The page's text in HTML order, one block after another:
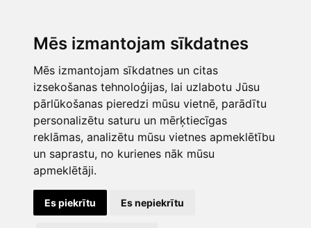
Mēs izmantojam sīkdatnes
Mēs izmantojam sīkdatnes un citas
izsekošanas tehnoloģijas, lai uzlabotu Jūsu
pārlūkošanas pieredzi mūsu vietnē, parādītu
personalizētu saturu un mērķtiecīgas
reklāmas, analizētu mūsu vietnes apmeklētību
un saprastu, no kurienes nāk mūsu
apmeklētāji.
Es piekrītu Es nepiekrītu
Noteikumi
Mainīt sīkdatņu iestatījumus
info@opentools.lv +371 26272360
Tirdzniecības partneris: varle.lt